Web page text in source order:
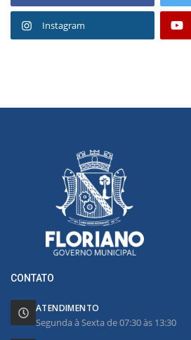
Instagram
CONTATO
ATENDIMENTO
Segunda à Sexta de 07:30 às 13:30